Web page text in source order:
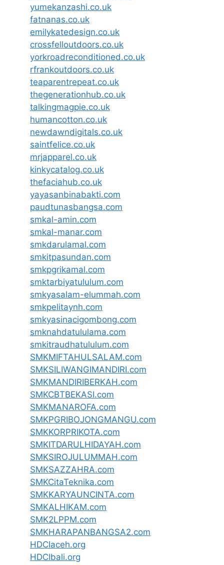
yumekanzashi.co.uk
fatnanas.co.uk
emilykatedesign.co.uk
crossfelloutdoors.co.uk
yorkroadreconditioned.co.uk
rfrankoutdoors.co.uk
teaparentrepeat.co.uk
thegenerationhub.co.uk
talkingmagpie.co.uk
humancotton.co.uk
newdawndigitals.co.uk
saintfelice.co.uk
mrjapparel.co.uk
kinkycatalog.co.uk
thefaciahub.co.uk
yayasanbinabakti.com
paudtunasbangsa.com
smkal-amin.com
smkal-manar.com
smkdarulamal.com
smkitpasundan.com
smkpgrikamal.com
smktarbiyatululum.com
smkyasalam-elummah.com
smkpelitaynh.com
smkyasinacigombong.com
smknahdatululama.com
smkitraudhatululum.com
SMKMIFTAHULSALAM.com
SMKSILIWANGIMANDIRI.com
SMKMANDIRIBERKAH.com
SMKCBTBEKASI.com
SMKMANAROFA.com
SMKPGRIBOJONGMANGU.com
SMKKORPRIKOTA.com
SMKITDARULHIDAYAH.com
SMKSIROJULUMMAH.com
SMKSAZZAHRA.com
SMKCitaTeknika.com
SMKKARYAUNCINTA.com
SMKALHIKAM.com
SMK2LPPM.com
SMKHARAPANBANGSA2.com
HDCIaceh.org
HDCIbali.org